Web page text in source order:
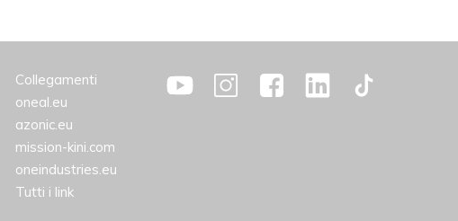
Collegamenti
oneal.eu
azonic.eu
mission-kini.com
oneindustries.eu
Tutti i link